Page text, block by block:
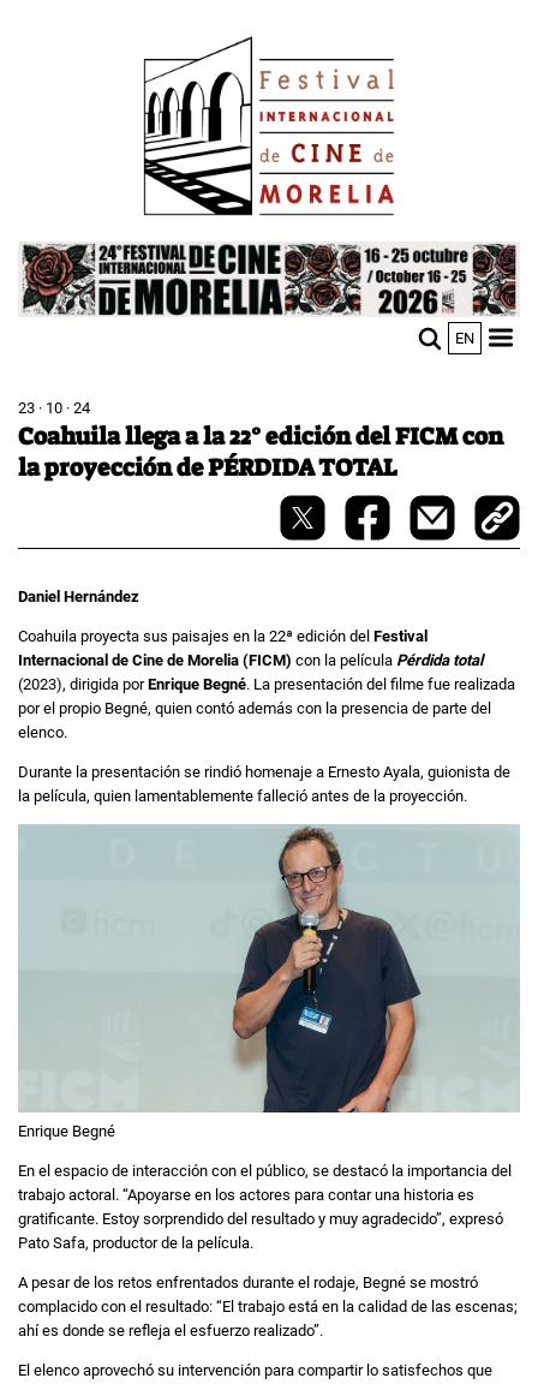
Image
EN
23 · 10 · 24
Coahuila llega a la 22° edición del FICM con
la proyección de PÉRDIDA TOTAL
Daniel Hernández
Coahuila proyecta sus paisajes en la 22ª edición del Festival
Internacional de Cine de Morelia (FICM) con la película Pérdida total
(2023), dirigida porEnrique Begné. La presentación del filme fue realizada
por el propio Begné, quien contó además con la presencia de parte del
elenco.
Durante la presentación se rindió homenaje a Ernesto Ayala, guionista de
la película, quien lamentablemente falleció antes de la proyección.
Enrique Begné
En el espacio de interacción con el público, se destacó la importancia del
trabajo actoral. “Apoyarse en los actores para contar una historia es
gratificante. Estoy sorprendido del resultado y muy agradecido”, expresó
Pato Safa, productor de la película.
A pesar de los retos enfrentados durante el rodaje, Begné se mostró
complacido con el resultado: “El trabajo está en la calidad de las escenas;
ahí es donde se refleja el esfuerzo realizado”.
El elenco aprovechó su intervención para compartir lo satisfechos que